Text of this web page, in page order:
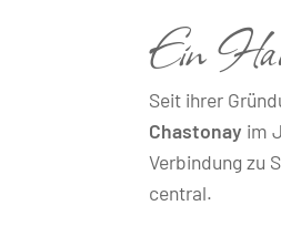
Ein
Seit ihrer
Chastonay im
Verbindung zu
central.